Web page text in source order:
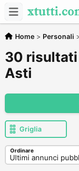
Home > Personali
30
Asti
Griglia
Ordinare